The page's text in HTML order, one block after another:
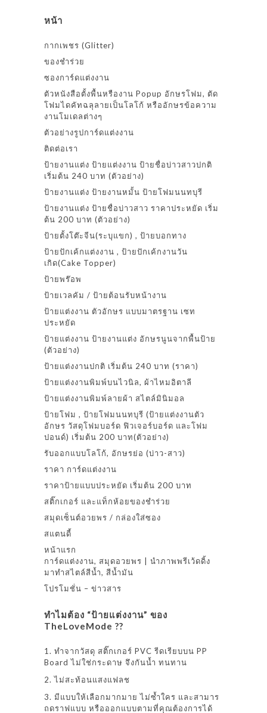
หน้า
กากเพชร (Glitter)
ของชำร่วย
ซองการ์ดแต่งงาน
ตัวหนังสือตั้งพื้นหรืองาน Popup อักษรโฟม, ตัด
โฟมไดคัทฉลุลายเป็นโลโก้ หรืออักษรข้อความ
งานโมเดลต่างๆ
ตัวอย่างรูปการ์ดแต่งงาน
ติดต่อเรา
ป้ายงานแต่ง ป้ายแต่งงาน ป้ายชื่อบ่าวสาวปกติ
เริ่มต้น 240 บาท (ตัวอย่าง)
ป้ายงานแต่ง ป้ายงานหมั้น ป้ายโฟมนนทบุรี
ป้ายงานแต่ง ป้ายชื่อบ่าวสาว ราคาประหยัด เริ่ม
ต้น 200 บาท (ตัวอย่าง)
ป้ายตั้งโต๊ะจีน(ระบุแขก) , ป้ายบอกทาง
ป้ายปักเค้กแต่งงาน , ป้ายปักเค้กงานวัน
เกิด(Cake Topper)
ป้ายพร๊อพ
ป้ายเวลคัม / ป้ายต้อนรับหน้างาน
ป้ายแต่งงาน ตัวอักษร แบบมาตรฐาน เซท
ประหยัด
ป้ายแต่งงาน ป้ายงานแต่ง อักษรนูนจากพื้นป้าย
(ตัวอย่าง)
ป้ายแต่งงานปกติ เริ่มต้น 240 บาท (ราคา)
ป้ายแต่งงานพิมพ์บนไวนิล, ผ้าไหมอิตาลี
ป้ายแต่งงานพิมพ์ลายผ้า สไตล์มินิมอล
ป้ายโฟม , ป้ายโฟมนนทบุรี (ป้ายแต่งงานตัว
อักษร วัสดุโฟมบอร์ด ฟิวเจอร์บอร์ด และโฟม
ปอนด์) เริ่มต้น 200 บาท(ตัวอย่าง)
รับออกแบบโลโก้, อักษรย่อ (บ่าว-สาว)
ราคา การ์ดแต่งงาน
ราคาป้ายแบบประหยัด เริ่มต้น 200 บาท
สติ๊กเกอร์ และแท็กห้อยของชำร่วย
สมุดเซ็นต์อวยพร / กล่องใส่ซอง
สแตนดี้
หน้าแรก
การ์ดแต่งงาน, สมุดอวยพร | นำภาพพรีเว้ดดิ้ง
มาทำสไตล์สีน้ำ, สีน้ำมัน
โปรโมชั่น – ข่าวสาร
ทำไมต้อง “ป้ายแต่งงาน” ของ
TheLoveMode ??
1. ทำจากวัสดุ สติ๊กเกอร์ PVC รีดเรียบบน PP
Board ไม่ใช่กระดาษ จึงกันน้ำ ทนทาน
2. ไม่สะท้อนแสงแฟลช
3. มีแบบให้เลือกมากมาย ไม่ซ้ำใคร และสามาร
ถดราฟแบบ หรือออกแบบตามที่คุณต้องการได้